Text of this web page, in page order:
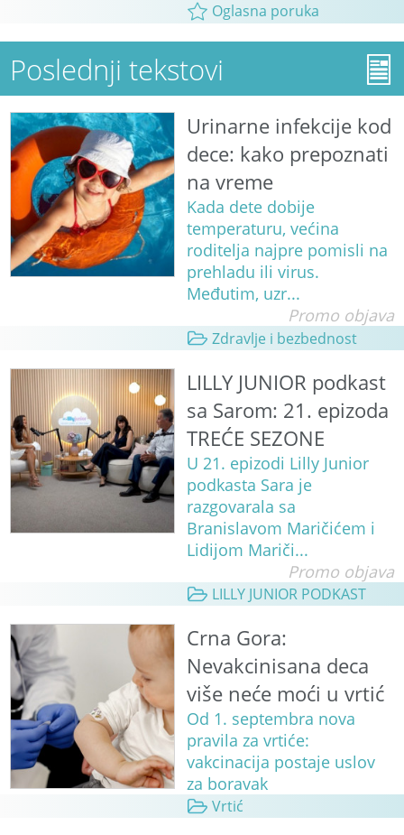
Oglasna poruka
Poslednji tekstovi
Urinarne infekcije kod
dece: kako prepoznati
na vreme
Kada dete dobije
temperaturu, većina
roditelja najpre pomisli na
prehladu ili virus.
Međutim, uzr...
Promo objava
Zdravlje i bezbednost
LILLY JUNIOR podkast
sa Sarom: 21. epizoda
TREĆE SEZONE
U 21. epizodi Lilly Junior
podkasta Sara je
razgovarala sa
Branislavom Maričićem i
Lidijom Mariči...
Promo objava
LILLY JUNIOR PODKAST
Crna Gora:
Nevakcinisana deca
više neće moći u vrtić
Od 1. septembra nova
pravila za vrtiće:
vakcinacija postaje uslov
za boravak
Vrtić